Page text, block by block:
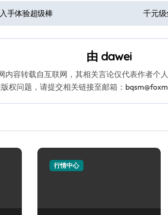
手体验超级棒 千元级
由 dawei
内容转载自互联网，其相关言论仅代表作者个
权问题，请提交相关链接至邮箱：
行情中心